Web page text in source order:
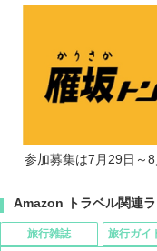
参加募集は7月29日～8
Amazon トラベル関連
旅行雑誌 旅行ガイ